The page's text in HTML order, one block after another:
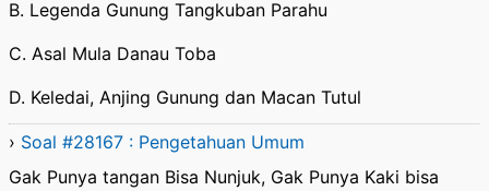
B. Legenda Gunung Tangkuban Parahu
C. Asal Mula Danau Toba
D. Keledai, Anjing Gunung dan Macan Tutul
› Soal #28167 : Pengetahuan Umum
Gak Punya tangan Bisa Nunjuk, Gak Punya Kaki bisa